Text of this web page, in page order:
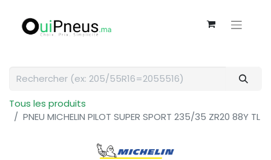
Tous les produits
PNEU MICHELIN PILOT SUPER SPORT 235/35 ZR20 88Y TL